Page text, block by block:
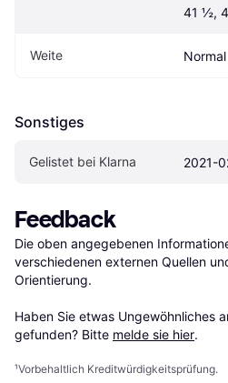
41 ½,
Weite Normal
Sonstiges
Gelistet bei Klarna 2021-
Feedback
Die oben angegebenen
verschiedenen externen Quellen
Orientierung.
Haben Sie etwas Ungewöhnliches
gefunden? Bitte melde sie hier.
¹Vorbehaltlich Kreditwürdigkeitsprüfung.